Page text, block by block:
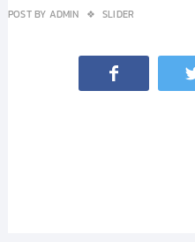
POST BY ADMIN SLIDER